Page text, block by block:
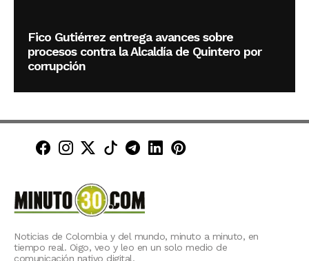
Fico Gutiérrez entrega avances sobre
procesos contra la Alcaldía de Quintero por
corrupción
Minuto30 en Facebook
Minuto30 en Instagram
Minuto30 en X (Twitter)
Minuto30 en TikTok
Canal de Minuto30 en
Minuto30 en LinkedIn
Minuto30 en
Noticias de Colombia y del mundo, minuto a minuto, en
tiempo real. Oigo, veo y leo en un solo medio de
comunicación nativo digital.